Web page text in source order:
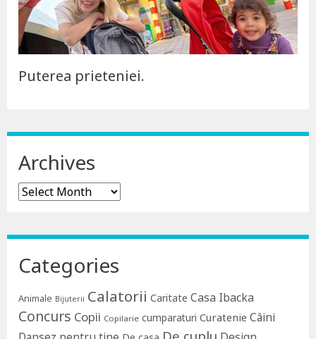
Puterea prieteniei.
Archives
Archives
Categories
Animale Bijuterii Calatorii Caritate Casa Ibacka
Concurs Copii Copilarie cumparaturi Curatenie Câini